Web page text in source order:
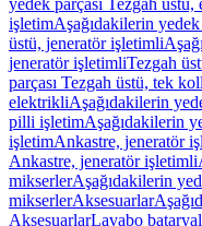
yedek parçası Tezgah
işletimAşağıdakilerin
üstü, jeneratör işletimli
jeneratör işletimliTezgah
parçası Tezgah üstü, tek
elektrikliAşağıdakilerin
pilli işletimAşağıdakilerin
işletimAnkastre, jeneratör
Ankastre, jeneratör işletimli
mikserlerAşağıdakilerin
mikserlerAksesuarlar
AksesuarlarLavabo